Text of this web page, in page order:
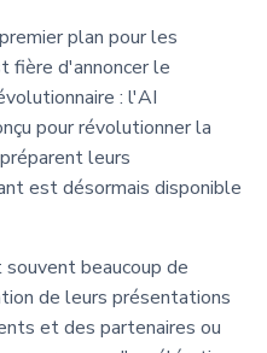
plan pour les
fière d'annoncer le
: l'AI
pour révolutionner la
leurs
est désormais disponible
beaucoup de
de leurs présentations
et des partenaires ou